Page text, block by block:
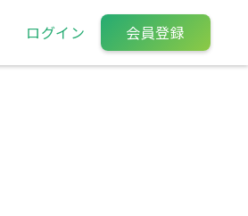
ログイン 会員登録